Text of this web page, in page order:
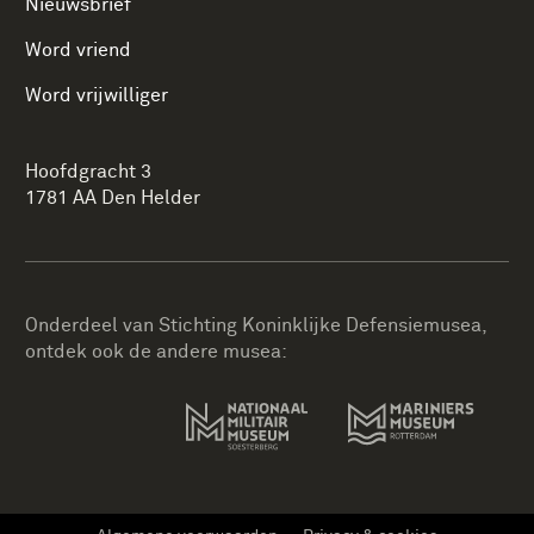
Nieuwsbrief
Word vriend
Word vrijwilliger
Hoofdgracht 3
1781 AA Den Helder
Onderdeel van Stichting Koninklijke Defensiemusea,
ontdek ook de andere musea: